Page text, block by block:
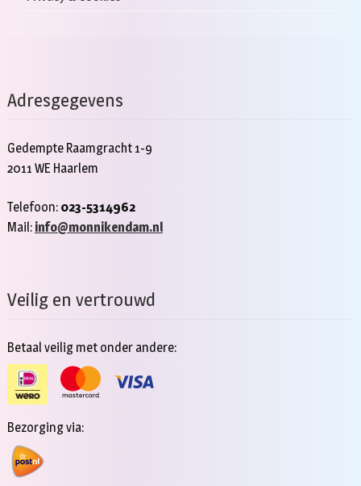
Adresgegevens
Gedempte Raamgracht 1-9
2011 WE Haarlem
Telefoon: 023-5314962
Mail: info@monnikendam.nl
Veilig en vertrouwd
Betaal veilig met onder andere:
Bezorging via: